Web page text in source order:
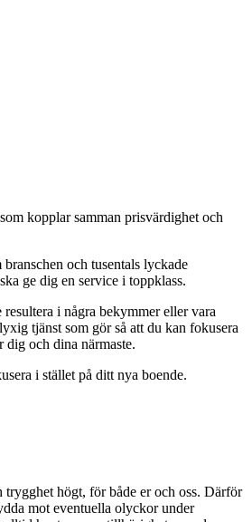
som kopplar samman prisvärdighet och
och tusentals lyckade
ge dig en service i toppklass.
i några bekymmer eller vara
tjänst som gör så att du kan fokusera
dig och dina närmaste.
i stället på ditt nya boende.
trygghet högt, för både er och oss. Därför
mot eventuella olyckor under